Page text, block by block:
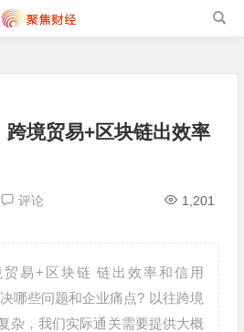
境贸易+区块链出效率
评论 1,201
贸易+区块链 链出效率和信用
哪些问题和企业痛点? 以往跨境
杂，我们实际通关需要提供大概